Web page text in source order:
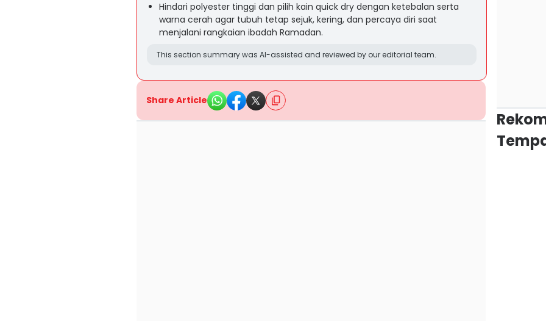
Hindari polyester tinggi dan pilih kain quick dry dengan ketebalan serta
warna cerah agar tubuh tetap sejuk, kering, dan percaya diri saat
menjalani rangkaian ibadah Ramadan.
This section summary was AI-assisted and reviewed by our editorial team.
Share Article